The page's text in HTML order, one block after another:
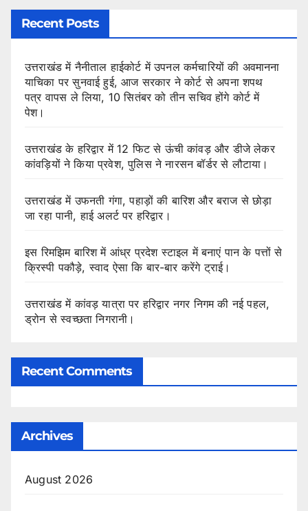
Recent Posts
उत्तराखंड में नैनीताल हाईकोर्ट में उपनल कर्मचारियों की अवमानना
याचिका पर सुनवाई हुई, आज सरकार ने कोर्ट से अपना शपथ
पत्र वापस ले लिया, 10 सितंबर को तीन सचिव होंगे कोर्ट में
पेश।
उत्तराखंड के हरिद्वार में 12 फिट से ऊंची कांवड़ और डीजे लेकर
कांवड़ियों ने किया प्रवेश, पुलिस ने नारसन बॉर्डर से लौटाया।
उत्तराखंड में उफनती गंगा, पहाड़ों की बारिश और बराज से छोड़ा
जा रहा पानी, हाई अलर्ट पर हरिद्वार।
इस रिमझिम बारिश में आंध्र प्रदेश स्टाइल में बनाएं पान के पत्तों से
क्रिस्पी पकौड़े, स्वाद ऐसा कि बार-बार करेंगे ट्राई।
उत्तराखंड में कांवड़ यात्रा पर हरिद्वार नगर निगम की नई पहल,
ड्रोन से स्वच्छता निगरानी।
Recent Comments
Archives
August 2026